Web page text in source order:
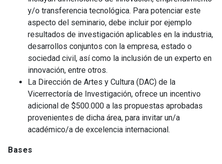
y/o transferencia tecnológica. Para potenciar este
aspecto del seminario, debe incluir por ejemplo
resultados de investigación aplicables en la industria,
desarrollos conjuntos con la empresa, estado o
sociedad civil, así como la inclusión de un experto en
innovación, entre otros.
La Dirección de Artes y Cultura (DAC) de la
Vicerrectoría de Investigación, ofrece un incentivo
adicional de $500.000 a las propuestas aprobadas
provenientes de dicha área, para invitar un/a
académico/a de excelencia internacional.
Bases